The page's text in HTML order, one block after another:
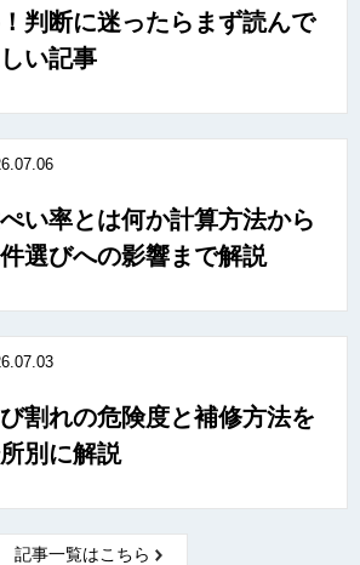
判断に迷ったらまず読んで
い記事
い率とは何か計算方法から
選びへの影響まで解説
割れの危険度と補修方法を
別に解説
記事一覧はこちら